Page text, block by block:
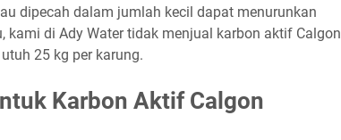
dipecah dalam jumlah kecil dapat menurunkan
kami di Ady Water tidak menjual karbon aktif Calgon
25 kg per karung.
Karbon Aktif Calgon